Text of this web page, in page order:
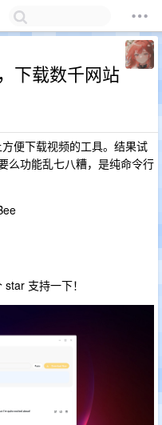
下载数千网站
便下载视频的工具。结果试
么功能乱七八糟，是纯命令行
支持一下！